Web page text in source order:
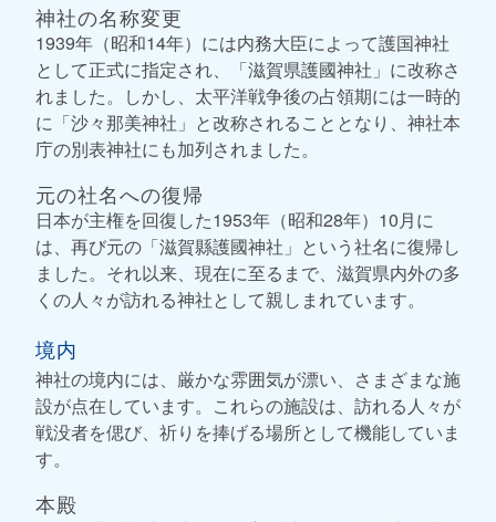
神社の名称変更
1939年（昭和14年）には内務大臣によって護国神社
として正式に指定され、「滋賀県護國神社」に改称さ
れました。しかし、太平洋戦争後の占領期には一時的
に「沙々那美神社」と改称されることとなり、神社本
庁の別表神社にも加列されました。
元の社名への復帰
日本が主権を回復した1953年（昭和28年）10月に
は、再び元の「滋賀縣護國神社」という社名に復帰し
ました。それ以来、現在に至るまで、滋賀県内外の多
くの人々が訪れる神社として親しまれています。
境内
神社の境内には、厳かな雰囲気が漂い、さまざまな施
設が点在しています。これらの施設は、訪れる人々が
戦没者を偲び、祈りを捧げる場所として機能していま
す。
本殿